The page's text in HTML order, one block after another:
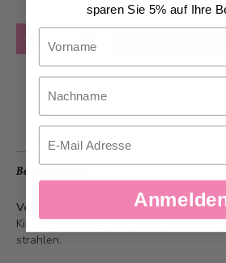
Anzahl
Beschreibung
Vespa Fliptorte
- Die perfekte Torte für
Kindergeburtstag. Die Geburtstagstorte
strahlen.
sparen Sie 5% auf Ihre
Nachname